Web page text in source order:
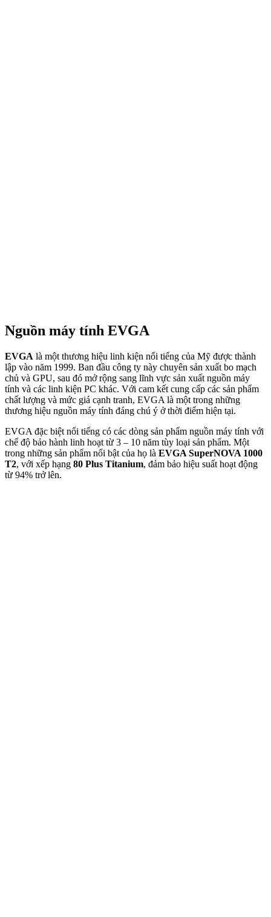
Nguồn máy tính EVGA
EVGA là một thương hiệu linh kiện nổi tiếng của Mỹ được thành
lập vào năm 1999. Ban đầu công ty này chuyên sản xuất bo mạch
chủ và GPU, sau đó mở rộng sang lĩnh vực sản xuất nguồn máy
tính và các linh kiện PC khác. Với cam kết cung cấp các sản phẩm
chất lượng và mức giá cạnh tranh, EVGA là một trong những
thương hiệu nguồn máy tính đáng chú ý ở thời điểm hiện tại.
EVGA đặc biệt nổi tiếng có các dòng sản phẩm nguồn máy tính với
chế độ bảo hành linh hoạt từ 3 – 10 năm tùy loại sản phẩm. Một
trong những sản phẩm nổi bật của họ là EVGA SuperNOVA 1000
T2, với xếp hạng 80 Plus Titanium, đảm bảo hiệu suất hoạt động
từ 94% trở lên.